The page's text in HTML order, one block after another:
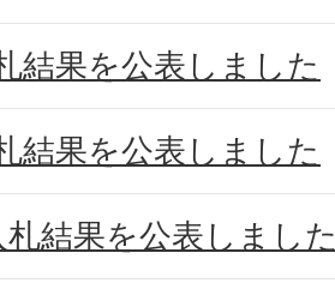
結果を公表しました
結果を公表しました
札結果を公表しまし